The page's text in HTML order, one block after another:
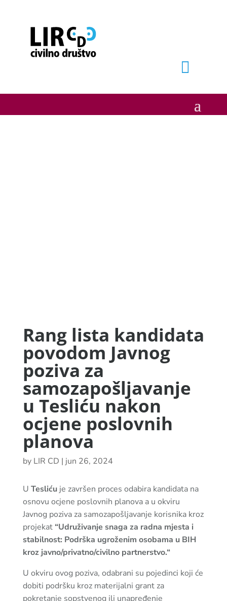
Rang lista kandidata
povodom Javnog
poziva za
samozapošljavanje
u Tesliću nakon
ocjene poslovnih
planova
by LIR CD | jun 26, 2024
U Teslićuje završen proces odabira kandidata na
osnovu ocjene poslovnih planova a u okviru
Javnog poziva za samozapošljavanje korisnika kroz
projekat “Udruživanje snaga za radna mjesta i
stabilnost: Podrška ugroženim osobama u BIH
kroz javno/privatno/civilno partnerstvo.“
U okviru ovog poziva, odabrani su pojedinci koji će
dobiti podršku kroz materijalni grant za
pokretanje sopstvenog ili unapređenje